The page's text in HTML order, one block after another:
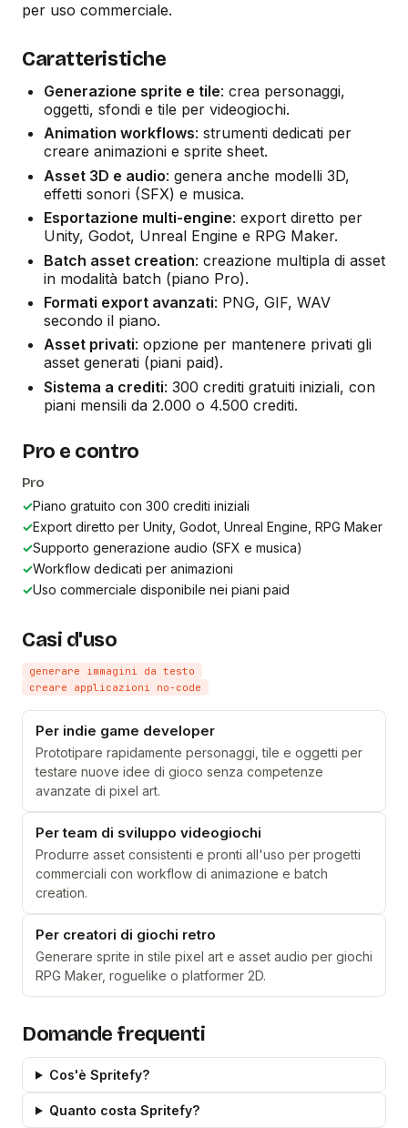
per uso commerciale.
Caratteristiche
Generazione sprite e tile: crea personaggi,
oggetti, sfondi e tile per videogiochi.
Animation workflows: strumenti dedicati per
creare animazioni e sprite sheet.
Asset 3D e audio: genera anche modelli 3D,
effetti sonori (SFX) e musica.
Esportazione multi-engine: export diretto per
Unity, Godot, Unreal Engine e RPG Maker.
Batch asset creation: creazione multipla di asset
in modalità batch (piano Pro).
Formati export avanzati: PNG, GIF, WAV
secondo il piano.
Asset privati: opzione per mantenere privati gli
asset generati (piani paid).
Sistema a crediti: 300 crediti gratuiti iniziali, con
piani mensili da 2.000 o 4.500 crediti.
Pro e contro
Pro
✓Piano gratuito con 300 crediti iniziali
✓Export diretto per Unity, Godot, Unreal Engine, RPG Maker
✓Supporto generazione audio (SFX e musica)
✓Workflow dedicati per animazioni
✓Uso commerciale disponibile nei piani paid
Casi d'uso
generare immagini da testo
creare applicazioni no-code
Per indie game developer
Prototipare rapidamente personaggi, tile e oggetti per
testare nuove idee di gioco senza competenze
avanzate di pixel art.
Per team di sviluppo videogiochi
Produrre asset consistenti e pronti all'uso per progetti
commerciali con workflow di animazione e batch
creation.
Per creatori di giochi retro
Generare sprite in stile pixel art e asset audio per giochi
RPG Maker, roguelike o platformer 2D.
Domande frequenti
Cos'è Spritefy?
Quanto costa Spritefy?